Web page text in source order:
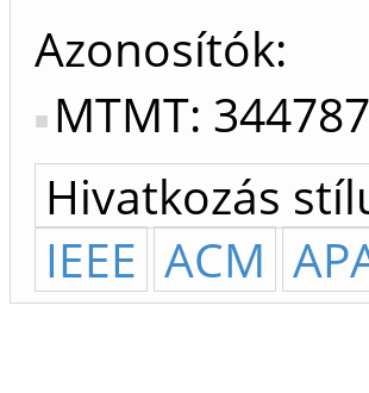
Azonosítók
MTMT:
Hivatkozás
IEEE ACM